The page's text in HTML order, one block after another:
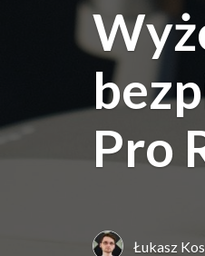
Pro
Łukasz